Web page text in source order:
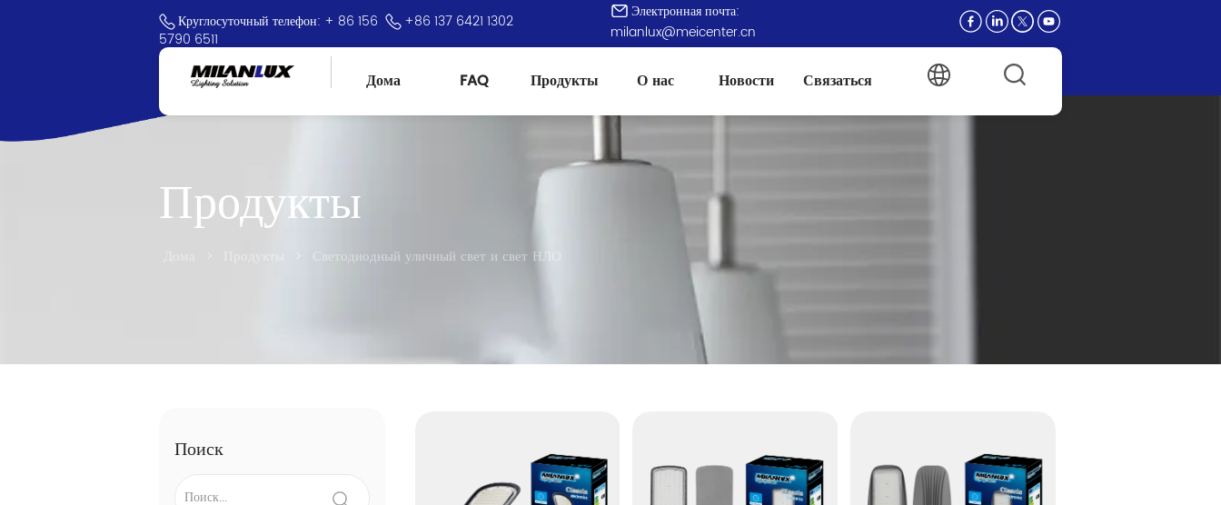
Круглосуточный телефон: + 86 156
5790 6511
+86 137 6421 1302
Электронная почта:
milanlux@meicenter.cn
Дома FAQ Продукты О нас Новости Связаться
Продукты
Светодиодный уличный свет и свет НЛО
Поиск